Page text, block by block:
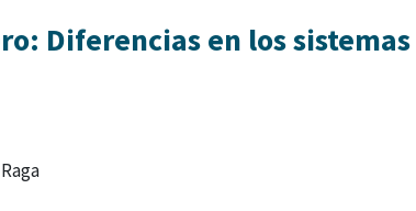
Diferencias en los